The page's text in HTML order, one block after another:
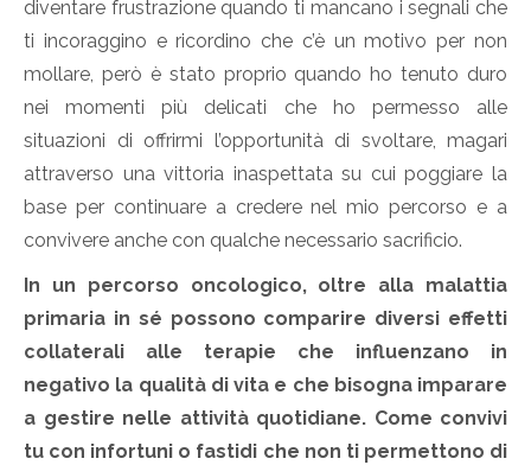
diventare frustrazione quando ti mancano i segnali che
ti incoraggino e ricordino che c’è un motivo per non
mollare, però è stato proprio quando ho tenuto duro
nei momenti più delicati che ho permesso alle
situazioni di offrirmi l’opportunità di svoltare, magari
attraverso una vittoria inaspettata su cui poggiare la
base per continuare a credere nel mio percorso e a
convivere anche con qualche necessario sacrificio.
In un percorso oncologico, oltre alla malattia
primaria in sé possono comparire diversi effetti
collaterali alle terapie che influenzano in
negativo la qualità di vita e che bisogna imparare
a gestire nelle attività quotidiane. Come convivi
tu con infortuni o fastidi che non ti permettono di